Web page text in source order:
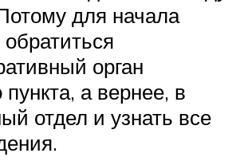
для начала
орган
пункта, а вернее, в
отдел и узнать все